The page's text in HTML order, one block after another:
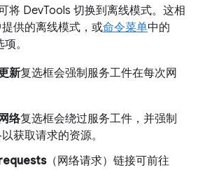
将 DevTools 切换到离线模式。这相
供的离线模式，或命令菜单中的
项。
新复选框会强制服务工件在每次网
络复选框会绕过服务工件，并强制
获取请求的资源。
（网络请求）链接可前往